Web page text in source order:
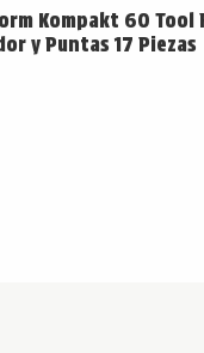
Kompakt 60 Tool
y Puntas 17 Piezas